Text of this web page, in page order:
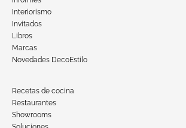
Interiorismo
Invitados
Libros
Marcas
Novedades DecoEstilo
Recetas de cocina
Restaurantes
Showrooms